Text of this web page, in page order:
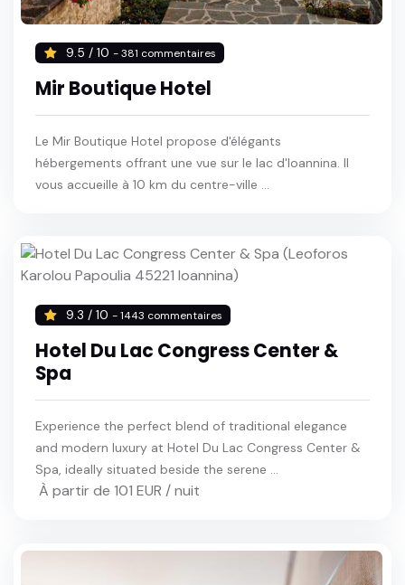
9.5 / 10 - 381 commentaires
Mir Boutique Hotel
Le Mir Boutique Hotel propose d'élégants
hébergements offrant une vue sur le lac d'Ioannina. Il
vous accueille à 10 km du centre-ville ...
9.3 / 10 - 1443 commentaires
Hotel Du Lac Congress Center &
Spa
Experience the perfect blend of traditional elegance
and modern luxury at Hotel Du Lac Congress Center &
Spa, ideally situated beside the serene ...
À partir de 101 EUR / nuit